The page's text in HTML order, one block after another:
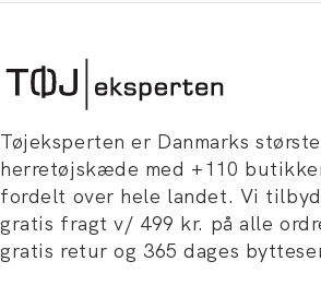
Tøjeksperten er Danmarks største
herretøjskæde med +110
fordelt over hele landet. Vi
gratis fragt v/ 499 kr. på alle
gratis retur og 365 dages